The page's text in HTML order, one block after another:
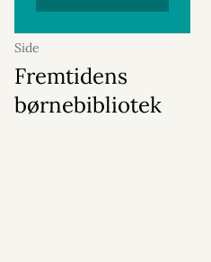
Side
Fremtidens
børnebibliotek